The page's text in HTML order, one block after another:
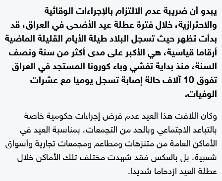
يبدو أن ضريبة عدم الالتزام بالإجراءات الوقائية
والاحترازية، خلال فترة عطلة عيد الأضحى في العراق، قد
بدأت تظهر حيث تسجل البلاد طيلة الأيام القليلة الماضية
أرقاما قياسية، هي الأكبر على مدى أكثر من سنة ونصف
السنة، منذ بداية تفشي وباء كورونا المستجد في العراق
تفوق 10 آلاف حالة إصابة تسجل يوميا مع عشرات
الوفيات.
وكان اللافت هذا العيد عدم فرض إجراءات حكومية خاصة
بالتباعد الاجتماعي وبالحد من التجمعات، بمناسبة العيد في
الأماكن العامة من متنزهات ومطاعم ومجمعات تجارية وأسواق
شعبية، بل بالعكس فقد شهدت مختلف تلك الأماكن خلال
عطلة العيد ازدحاما شديدا.